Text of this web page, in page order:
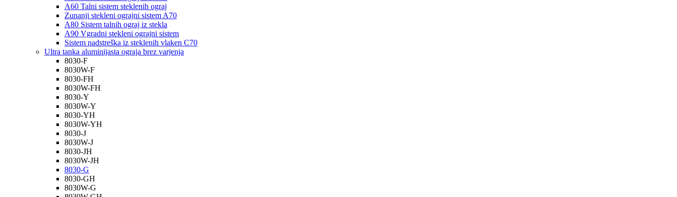
A60 Talni sistem steklenih ograj
Zunanji stekleni ograjni sistem A70
A80 Sistem talnih ograj iz stekla
A90 Vgradni stekleni ograjni sistem
Sistem nadstreška iz steklenih vlaken C70
Ultra tanka aluminijasta ograja brez varjenja
8030-F
8030W-F
8030-FH
8030W-FH
8030-Y
8030W-Y
8030-YH
8030W-YH
8030-J
8030W-J
8030-JH
8030W-JH
8030-G
8030-GH
8030W-G